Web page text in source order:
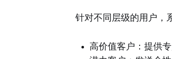
针对不同层级的用户，
高价值客户：提供